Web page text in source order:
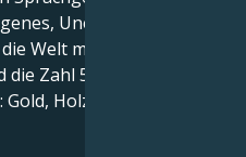
Unerschrockenes
Welt mit den Augen
Zahl 5 steht für die
Holz, Wasser, Feuer